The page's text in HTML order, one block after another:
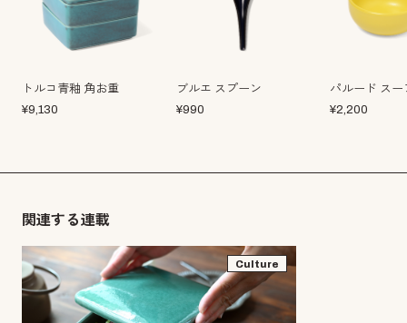
トルコ青釉 角お重
¥9,130
ブルエ スプーン
¥990
パルード スー
¥2,200
関連する連載
Culture